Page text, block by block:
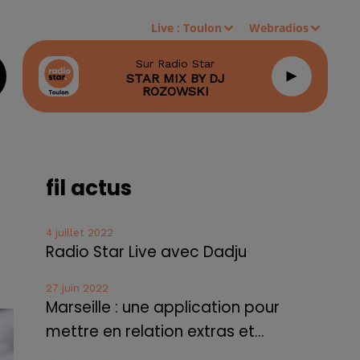
Live :Toulon Webradios
Sur Radio Star
STAR MIX BY DJ
ROZOWSKI
fil actus
4 juillet 2022
Radio Star Live avec Dadju
27 juin 2022
Marseille : une application pour
mettre en relation extras et...